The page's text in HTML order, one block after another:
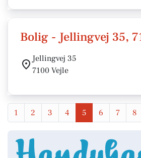
Bolig - Jellingvej 35,
Jellingvej 35
7100 Vejle
1 2 3 4 5 6 7 8